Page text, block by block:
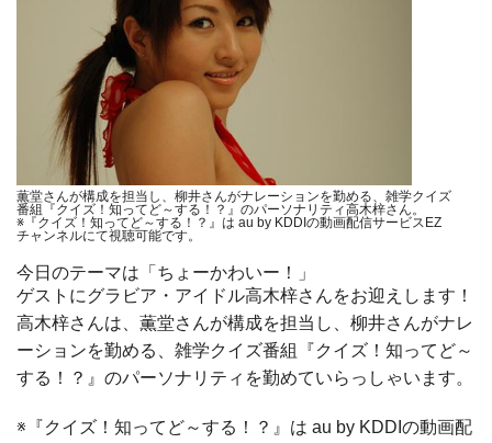
薫堂さんが構成を担当し、柳井さんがナレーションを勤める、雑学クイズ
番組『クイズ！知ってど～する！？』のパーソナリティ高木梓さん。
※『クイズ！知ってど～する！？』は au by KDDIの動画配信サービスEZ
チャンネルにて視聴可能です。
今日のテーマは「ちょーかわいー！」
ゲストにグラビア・アイドル高木梓さんをお迎えします！
高木梓さんは、薫堂さんが構成を担当し、柳井さんがナレ
ーションを勤める、雑学クイズ番組『クイズ！知ってど～
する！？』のパーソナリティを勤めていらっしゃいます。
※『クイズ！知ってど～する！？』は au by KDDIの動画配